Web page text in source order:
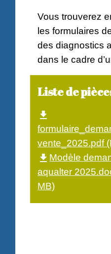
Vous trouverez
les formulaires
des diagnostics
dans le cadre
Liste de
file_download
vente_2025.pdf
file_download Modèle
aqualter
MB)